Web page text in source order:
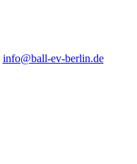
info@ball-ev-berlin.de